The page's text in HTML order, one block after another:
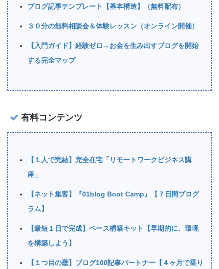
ブログ記事テンプレート【基本構造】（無料配布）
３０分の無料相談会＆体験レッスン（オンライン開催）
【入門ガイド】経験ゼロ→お金を生み出すブログを開始
する完全マップ
有料コンテンツ
【１人で完結】完全在宅「リモートワークビジネス講
座」
【ネット集客】『01blog Boot Camp』【７日間プログ
ラム】
【最短１日で完成】ベース構築キット【早期的に、環境
を構築しよう】
【１つ目の壁】ブログ100記事パートナー【４ヶ月で乗り